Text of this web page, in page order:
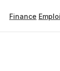
Finance Emploi